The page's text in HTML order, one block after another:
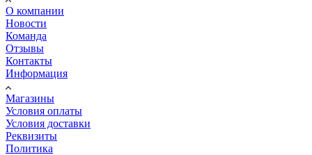
О компании
Новости
Команда
Отзывы
Контакты
Информация
Магазины
Условия оплаты
Условия доставки
Реквизиты
Политика